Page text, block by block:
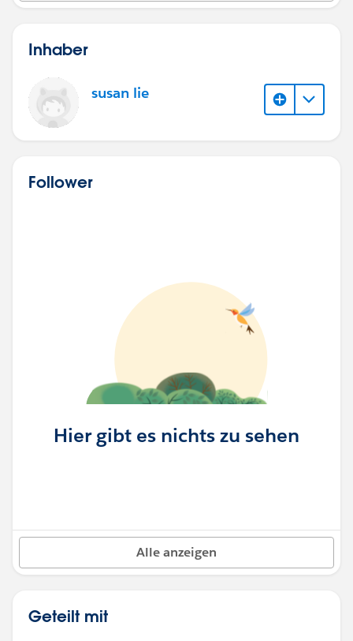
Inhaber
susan lie
Follower
Hier gibt es nichts zu sehen
Alle anzeigen
Geteilt mit